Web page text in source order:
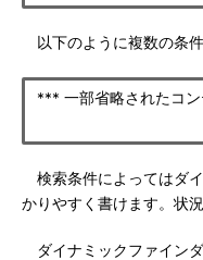
以下のように複数の条
*** 一部省略されたコン
検索条件によってはダ
かりやすく書けます。状
ダイナミックファイン